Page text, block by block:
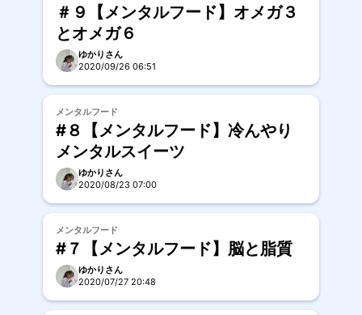
＃９【メンタルフード】オメガ３
とオメガ６
ゆかりさん
2020/09/26 06:51
メンタルフード
#８【メンタルフード】冷んやり
メンタルスイーツ
ゆかりさん
2020/08/23 07:00
メンタルフード
#７【メンタルフード】脳と脂質
ゆかりさん
2020/07/27 20:48